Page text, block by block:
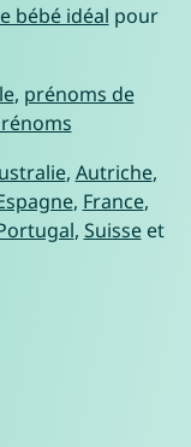
bébé idéal pour
, prénoms de
, Autriche,
, France,
, Suisseet